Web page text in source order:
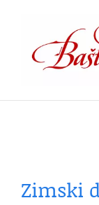
content
Zimski